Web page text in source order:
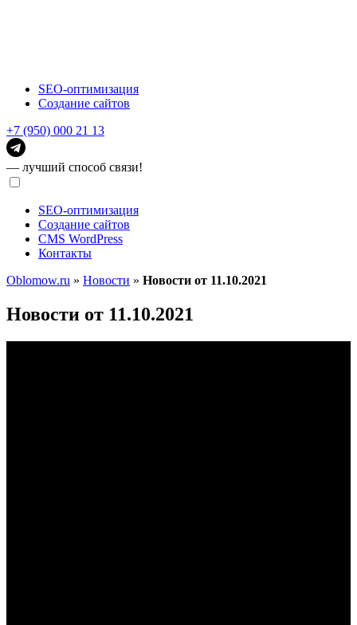
SEO-оптимизация
Создание сайтов
+7 (950) 000 21 13
— лучший способ связи!
SEO-оптимизация
Создание сайтов
CMS WordPress
Контакты
Oblomow.ru » Новости » Новости от 11.10.2021
Новости от 11.10.2021